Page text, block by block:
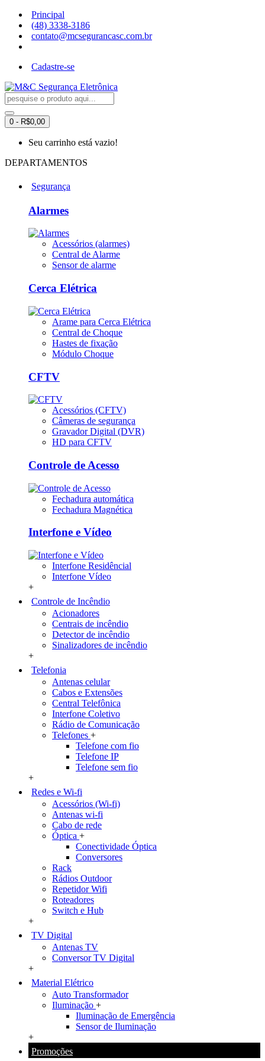
Principal
(48) 3338-3186
contato@mcsegurancasc.com.br
Cadastre-se
0 - R$0,00
Seu carrinho está vazio!
DEPARTAMENTOS
Segurança
Alarmes
Acessórios (alarmes)
Central de Alarme
Sensor de alarme
Cerca Elétrica
Arame para Cerca Elétrica
Central de Choque
Hastes de fixação
Módulo Choque
CFTV
Acessórios (CFTV)
Câmeras de segurança
Gravador Digital (DVR)
HD para CFTV
Controle de Acesso
Fechadura automática
Fechadura Magnética
Interfone e Vídeo
Interfone Residêncial
Interfone Vídeo
+
Controle de Incêndio
Acionadores
Centrais de incêndio
Detector de incêndio
Sinalizadores de incêndio
+
Telefonia
Antenas celular
Cabos e Extensões
Central Telefônica
Interfone Coletivo
Rádio de Comunicação
Telefones +
Telefone com fio
Telefone IP
Telefone sem fio
+
Redes e Wi-fi
Acessórios (Wi-fi)
Antenas wi-fi
Cabo de rede
Óptica +
Conectividade Óptica
Conversores
Rack
Rádios Outdoor
Repetidor Wifi
Roteadores
Switch e Hub
+
TV Digital
Antenas TV
Conversor TV Digital
+
Material Elétrico
Auto Transformador
Iluminação +
Iluminação de Emergência
Sensor de Iluminação
+
Promoções